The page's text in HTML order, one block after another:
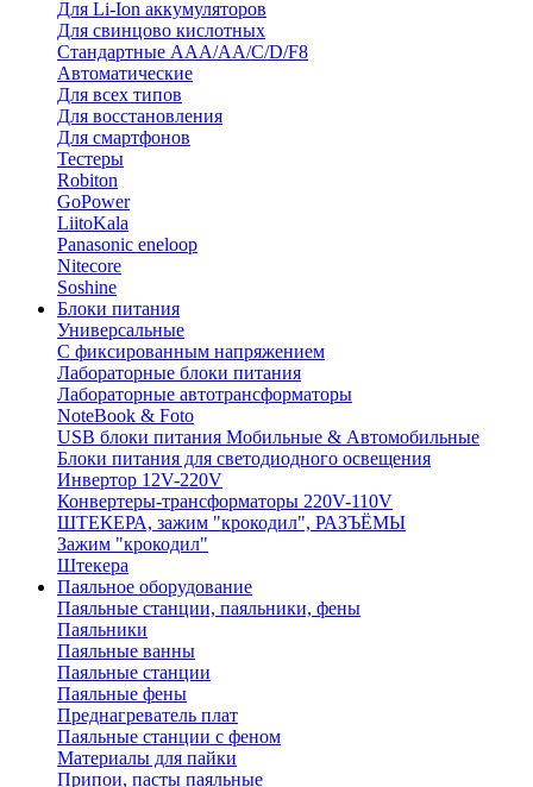
Для Li-Ion аккумуляторов
Для свинцово кислотных
Стандартные ААА/АА/С/D/F8
Автоматические
Для всех типов
Для восстановления
Для смартфонов
Тестеры
Robiton
GoPower
LiitoKala
Panasonic eneloop
Nitecore
Soshine
Блоки питания
Универсальные
C фиксированным напряжением
Лабораторные блоки питания
Лабораторные автотрансформаторы
NoteBook & Foto
USB блоки питания Мобильные & Автомобильные
Блоки питания для светодиодного освещения
Инвертор 12V-220V
Конвертеры-трансформаторы 220V-110V
ШТЕКЕРА, зажим "крокодил", РАЗЪЁМЫ
Зажим "крокодил"
Штекера
Паяльное оборудование
Паяльные станции, паяльники, фены
Паяльники
Паяльные ванны
Паяльные станции
Паяльные фены
Преднагреватель плат
Паяльные станции с феном
Материалы для пайки
Припои, пасты паяльные